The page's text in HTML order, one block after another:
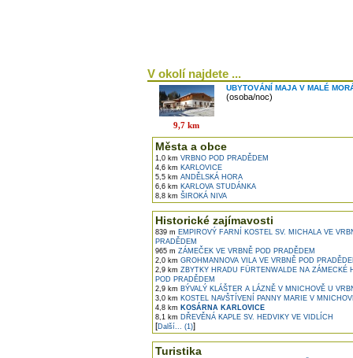
V okolí najdete ...
9,7 km
UBYTOVÁNÍ MAJA V MALÉ
(osoba/noc)
Města a obce
1,0 km VRBNO POD PRADĚDEM
4,6 km KARLOVICE
5,5 km ANDĚLSKÁ HORA
6,6 km KARLOVA STUDÁNKA
8,8 km ŠIROKÁ NIVA
Historické zajímavosti
839 m EMPIROVÝ FARNÍ KOSTEL SV. MICHALA VE
PRADĚDEM
965 m ZÁMEČEK VE VRBNĚ POD PRADĚDEM
2,0 km GROHMANNOVA VILA VE VRBNĚ POD
2,9 km ZBYTKY HRADU FÜRTENWALDE NA ZÁMECKÉ
POD PRADĚDEM
2,9 km BÝVALÝ KLÁŠTER A LÁZNĚ V MNICHOVĚ U
3,0 km KOSTEL NAVŠTÍVENÍ PANNY MARIE V
4,8 km KOSÁRNA KARLOVICE
8,1 km DŘEVĚNÁ KAPLE SV. HEDVIKY VE VIDLÍCH
[Další... (1)]
Turistika